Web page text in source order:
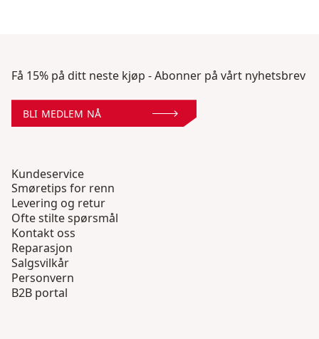
Få 15% på ditt neste kjøp - Abonner på vårt nyhetsbrev
BLI MEDLEM NÅ
Kundeservice
Smøretips for renn
Levering og retur
Ofte stilte spørsmål
Kontakt oss
Reparasjon
Salgsvilkår
Personvern
B2B portal